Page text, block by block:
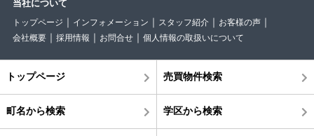
当社について
トップページ インフォメーション スタッフ紹介
お客様の声
会社概要
採用情報 お問合せ 個人情報の取扱いについて
トップページ 売買物件検索
町名から検索 学区から検索